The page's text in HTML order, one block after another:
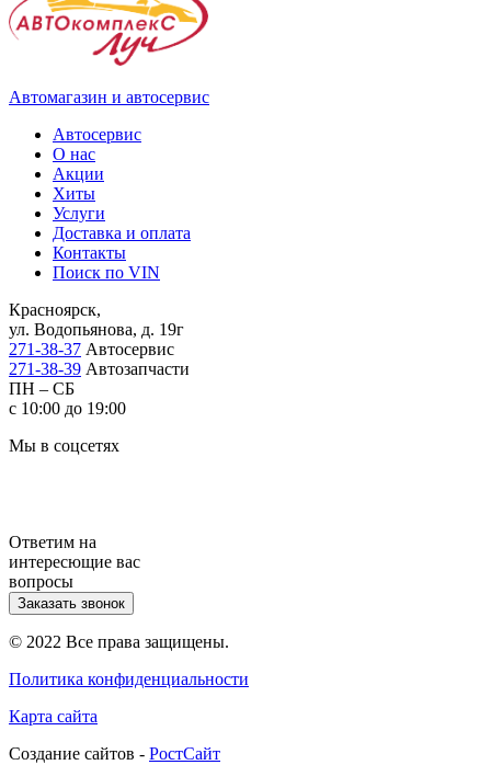
Автомагазин и автосервис
Автосервис
О нас
Акции
Хиты
Услуги
Доставка и оплата
Контакты
Поиск по VIN
Красноярск,
ул. Водопьянова, д. 19г
271-38-37 Автосервис
271-38-39 Автозапчасти
ПН – СБ
с 10:00 до 19:00
Мы в соцсетях
Ответим на
интересющие вас
вопросы
Заказать звонок
© 2022 Все права защищены.
Политика конфиденциальности
Карта сайта
Cоздание сайтов - РостСайт